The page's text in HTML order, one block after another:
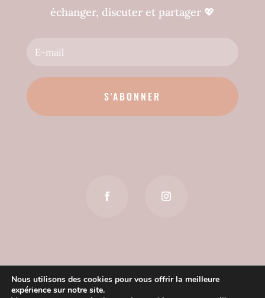
échanger, discuter et partager 💖
S'ABONNER
Nous utilisons des cookies pour vous offrir la meilleure
expérience sur notre site.